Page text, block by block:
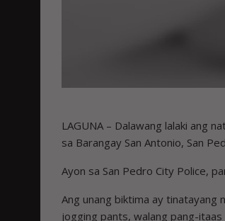
LAGUNA – Dalawang lalaki ang
sa Barangay San Antonio, San
Ayon sa San Pedro City Police,
Ang unang biktima ay tinatayang
jogging pants, walang pang-